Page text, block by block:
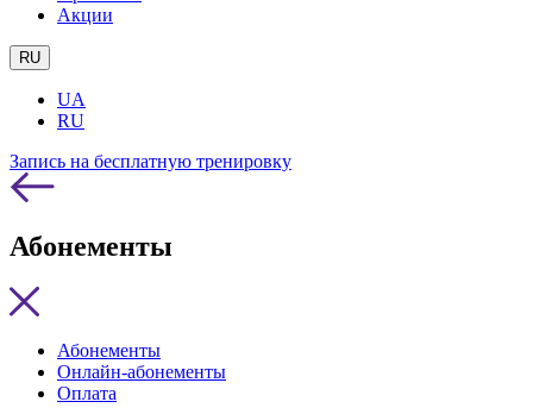
Акции
RU
UA
RU
Запись на бесплатную тренировку
Абонементы
Абонементы
Онлайн-абонементы
Оплата